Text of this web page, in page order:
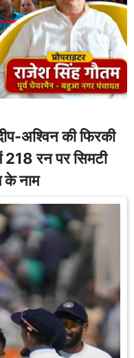
अश्विन की फिरकी
रन पर सिमटी
के नाम